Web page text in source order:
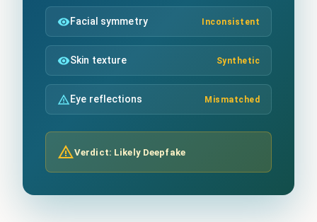
Facial symmetry Inconsistent
Skin texture Synthetic
Eye reflections Mismatched
Verdict: Likely Deepfake